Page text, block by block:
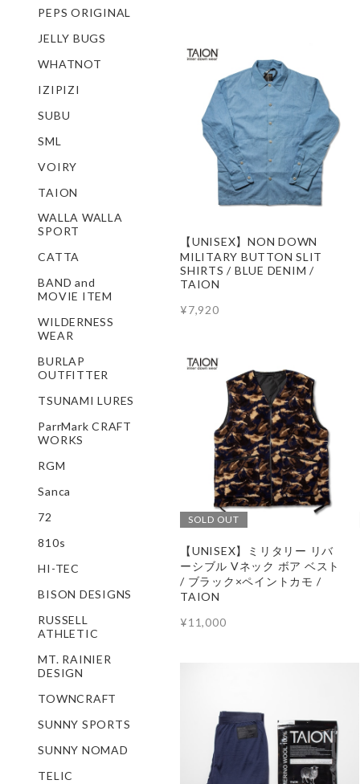
【UNISEX】NON DOWN
MILITARY BUTTON SLIT
SHIRTS / BLUE DENIM /
TAION
¥7,920
SOLD OUT
【UNISEX】ミリタリー リバ
ーシブル Vネック ボア ベスト
/ ブラック×ペイントカモ /
TAION
¥11,000
PEPS ORIGINAL
JELLY BUGS
WHATNOT
IZIPIZI
SUBU
SML
VOIRY
TAION
WALLA WALLA
SPORT
CATTA
BAND and
MOVIE ITEM
WILDERNESS
WEAR
BURLAP
OUTFITTER
TSUNAMI LURES
ParrMark CRAFT
WORKS
RGM
Sanca
72
810s
HI-TEC
BISON DESIGNS
RUSSELL
ATHLETIC
MT. RAINIER
DESIGN
TOWNCRAFT
SUNNY SPORTS
SUNNY NOMAD
TELIC